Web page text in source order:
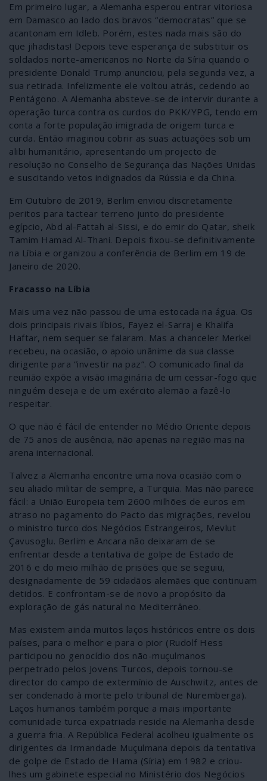
Em primeiro lugar, a Alemanha esperou entrar vitoriosa
em Damasco ao lado dos bravos “democratas” que se
acantonam em Idleb. Porém, estes nada mais são do
que jihadistas! Depois teve esperança de substituir os
soldados norte-americanos no Norte da Síria quando o
presidente Donald Trump anunciou, pela segunda vez, a
sua retirada. Infelizmente ele voltou atrás, cedendo ao
Pentágono. A Alemanha absteve-se de intervir durante a
operação turca contra os curdos do PKK/YPG, tendo em
conta a forte população imigrada de origem turca e
curda. Então imaginou cobrir as suas actuações sob um
alibi humanitário, apresentando um projecto de
resolução no Conselho de Segurança das Nações Unidas
e suscitando vetos indignados da Rússia e da China.
Em Outubro de 2019, Berlim enviou discretamente
peritos para tactear terreno junto do presidente
egípcio, Abd al-Fattah al-Sissi, e do emir do Qatar, sheik
Tamim Hamad Al-Thani. Depois fixou-se definitivamente
na Líbia e organizou a conferência de Berlim em 19 de
Janeiro de 2020.
Fracasso na Líbia
Mais uma vez não passou de uma estocada na água. Os
dois principais rivais líbios, Fayez el-Sarraj e Khalifa
Haftar, nem sequer se falaram. Mas a chanceler Merkel
recebeu, na ocasião, o apoio unânime da sua classe
dirigente para “investir na paz”. O comunicado final da
reunião expõe a visão imaginária de um cessar-fogo que
ninguém deseja e de um exército alemão a fazê-lo
respeitar.
O que não é fácil de entender no Médio Oriente depois
de 75 anos de ausência, não apenas na região mas na
arena internacional.
Talvez a Alemanha encontre uma nova ocasião com o
seu aliado militar de sempre, a Turquia. Mas não parece
fácil: a União Europeia tem 2600 milhões de euros em
atraso no pagamento do Pacto das migrações, revelou
o ministro turco dos Negócios Estrangeiros, Mevlut
Çavusoglu. Berlim e Ancara não deixaram de se
enfrentar desde a tentativa de golpe de Estado de
2016 e do meio milhão de prisões que se seguiu,
designadamente de 59 cidadãos alemães que continuam
detidos. E confrontam-se de novo a propósito da
exploração de gás natural no Mediterrâneo.
Mas existem ainda muitos laços históricos entre os dois
países, para o melhor e para o pior (Rudolf Hess
participou no genocídio dos não-muçulmanos
perpetrado pelos Jovens Turcos, depois tornou-se
director do campo de extermínio de Auschwitz, antes de
ser condenado à morte pelo tribunal de Nuremberga).
Laços humanos também porque a mais importante
comunidade turca expatriada reside na Alemanha desde
a guerra fria. A República Federal acolheu igualmente os
dirigentes da Irmandade Muçulmana depois da tentativa
de golpe de Estado de Hama (Síria) em 1982 e criou-
lhes um gabinete especial no Ministério dos Negócios